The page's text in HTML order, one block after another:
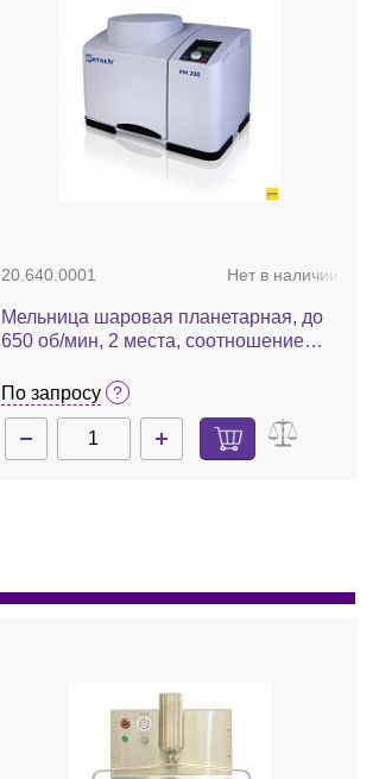
20.640.0001 Нет в наличии
Мельница шаровая планетарная, до
650 об/мин, 2 места, соотношение
По запросу